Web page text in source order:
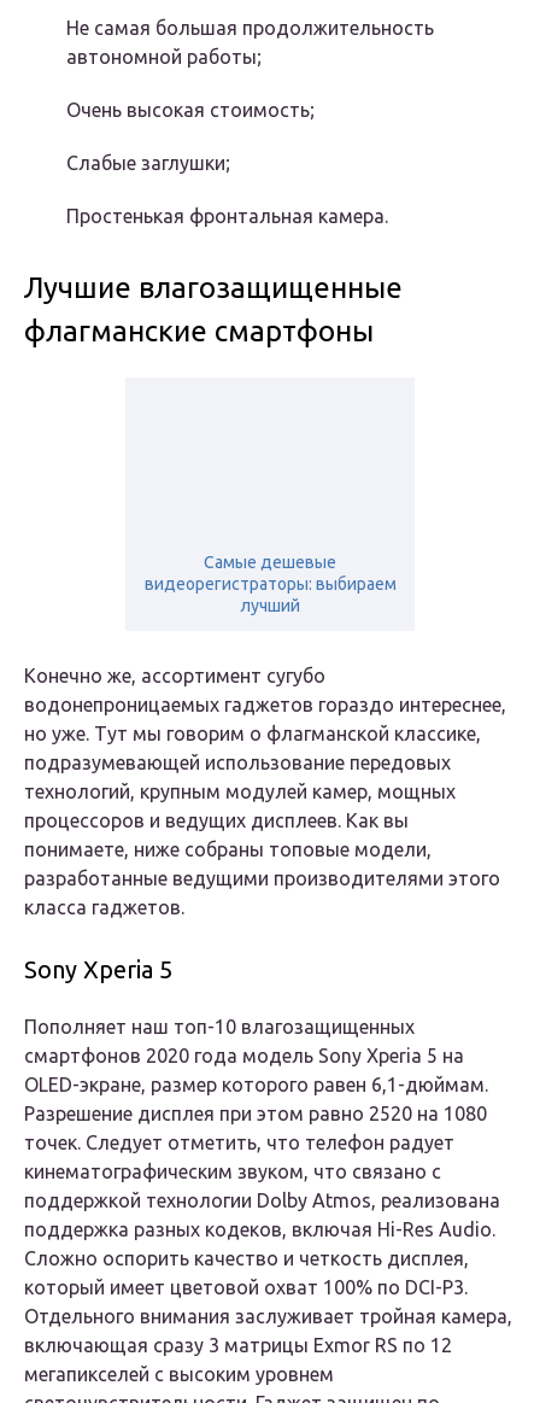
Не самая большая продолжительность
автономной работы;
Очень высокая стоимость;
Слабые заглушки;
Простенькая фронтальная камера.
Лучшие влагозащищенные
флагманские смартфоны
Самые дешевые
видеорегистраторы: выбираем
лучший
Конечно же, ассортимент сугубо
водонепроницаемых гаджетов гораздо интереснее,
но уже. Тут мы говорим о флагманской классике,
подразумевающей использование передовых
технологий, крупным модулей камер, мощных
процессоров и ведущих дисплеев. Как вы
понимаете, ниже собраны топовые модели,
разработанные ведущими производителями этого
класса гаджетов.
Sony Xperia 5
Пополняет наш топ-10 влагозащищенных
смартфонов 2020 года модель Sony Xperia 5 на
OLED-экране, размер которого равен 6,1-дюймам.
Разрешение дисплея при этом равно 2520 на 1080
точек. Следует отметить, что телефон радует
кинематографическим звуком, что связано с
поддержкой технологии Dolby Atmos, реализована
поддержка разных кодеков, включая Hi-Res Audio.
Сложно оспорить качество и четкость дисплея,
который имеет цветовой охват 100% по DCI-P3.
Отдельного внимания заслуживает тройная камера,
включающая сразу 3 матрицы Exmor RS по 12
мегапикселей с высоким уровнем